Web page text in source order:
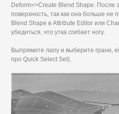
Deform=>Create Blend Shape. После
поверхность, так как она больше не
Blend Shape в Attribute Editor или
убедиться, что утка сгибает ногу.
Выпрямите лапу и выберите грани,
про Quick Select Set).